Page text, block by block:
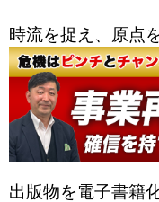
時流を捉え、原点
出版物を電子書籍